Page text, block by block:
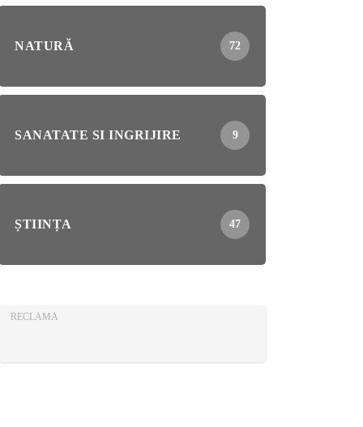
NATURĂ 72
SANATATE SI INGRIJIRE 9
ȘTIINȚA 47
RECLAMA